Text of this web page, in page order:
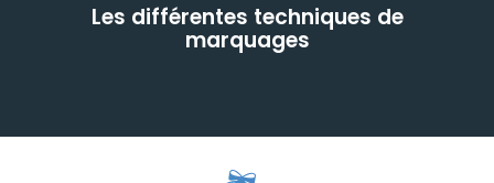
Les différentes techniques de
marquages